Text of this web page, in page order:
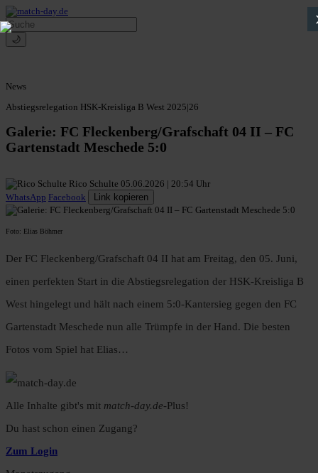
🌙
News
Abstiegsrelegation HSK-Kreisliga B West 2025|26
Galerie: FC Fleckenberg/Grafschaft 04 II – FC
Gartenstadt Meschede 5:0
Rico Schulte 05.06.2026 | 20:54 Uhr
WhatsApp Facebook Link kopieren
Foto: Elias Böhmer
Der FC Fleckenberg/Grafschaft 04 II hat am Freitag, den 05. Juni,
einen perfekten Start in die Abstiegsrelegation der HSK-Kreisliga B
West hingelegt und hält nach einem 5:0-Kantersieg gegen den FC
Gartenstadt Meschede nun alle Trümpfe in der Hand. Die besten
Fotos vom Spiel hat Elias…
Alle Inhalte gibt's mit match-day.de-Plus!
Du hast schon einen Zugang?
Zum Login